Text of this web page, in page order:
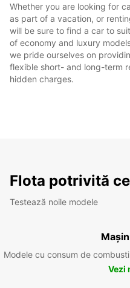
Whether you are looking for
as part of a vacation, or
will be sure to find a car to
of economy and luxury
we pride ourselves on
flexible short- and long-term
hidden charges.
Flota potrivită
Testează noile modele
Modele cu consum de
Vezi